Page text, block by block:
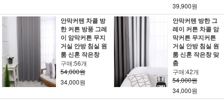
39,900원
안막커텐 차콜 방
한 커튼 방풍 그레
이 암막커튼 무지
거실 안방 침실 원
룸 신혼 작은창
구매:56개
54,000원
34,000원
안막커텐 방한 그
레이 커튼 차콜 암
막커튼 무지커튼
거실 안방 침실 원
룸 신혼 작은창 맞
춤
구매:42개
54,000원
34,000원